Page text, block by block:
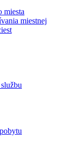
miesta
miestnej